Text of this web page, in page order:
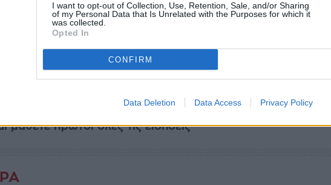
I want to opt-out of Collection, Use, Retention, Sale, and/or Sharing
of my Personal Data that Is Unrelated with the Purposes for which it
was collected.
Opted In
CONFIRM
Data Deletion Data Access Privacy Policy
μάθετε πρώτοι όλες τις ειδήσεις